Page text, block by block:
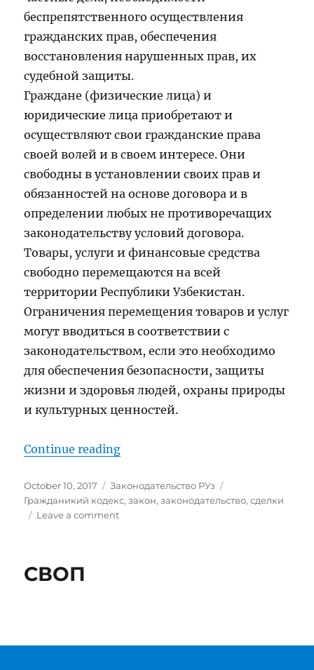
беспрепятственного осуществления
гражданских прав, обеспечения
восстановления нарушенных прав, их
судебной защиты.
Граждане (физические лица) и
юридические лица приобретают и
осуществляют свои гражданские права
своей волей и в своем интересе. Они
свободны в установлении своих прав и
обязанностей на основе договора и в
определении любых не противоречащих
законодательству условий договора.
Товары, услуги и финансовые средства
свободно перемещаются на всей
территории Республики Узбекистан.
Ограничения перемещения товаров и услуг
могут вводиться в соответствии с
законодательством, если это необходимо
для обеспечения безопасности, защиты
жизни и здоровья людей, охраны природы
и культурных ценностей.
Continue reading“Гражданский Кодекс
Posted
on
October 10, 2017 Categories
Законодательство РУз
Гражданикий кодекс,закон,законодательство,сделки
Leave a commenton
–
СВОП